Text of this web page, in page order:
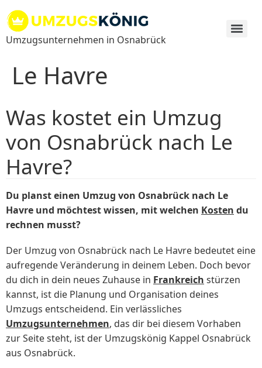
Inhalt
springen
Umzugsunternehmen in Osnabrück
Le Havre
Was kostet ein Umzug
von Osnabrück nach Le
Havre?
Du planst einen Umzug von Osnabrück nach Le
Havre und möchtest wissen, mit welchen Kosten du
rechnen musst?
Der Umzug von Osnabrück nach Le Havre bedeutet eine
aufregende Veränderung in deinem Leben. Doch bevor
du dich in dein neues Zuhause in Frankreich stürzen
kannst, ist die Planung und Organisation deines
Umzugs entscheidend. Ein verlässliches
Umzugsunternehmen, das dir bei diesem Vorhaben
zur Seite steht, ist der Umzugskönig Kappel Osnabrück
aus Osnabrück.